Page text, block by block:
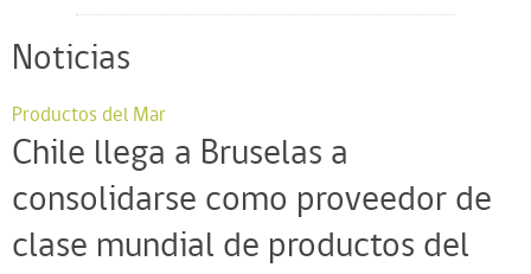
Noticias
Productos del Mar
Chile llega a Bruselas a
consolidarse como proveedor de
clase mundial de productos del